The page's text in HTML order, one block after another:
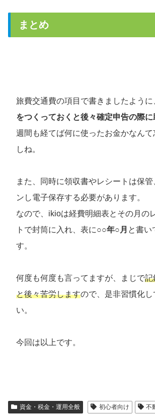
まとめ
旅費交通費の項目で書きましたように
をつくっておくと後々確定申告の際
週間も経てば何に使ったお金かなん
しね。
また、同時に領収書やレシートは保
ンし電子保存する必要があります。
なので、ikioは経費明細表とその月の
トで封筒に入れ、表に○○年○月 と書い
す。
何度も何度も言ってますが、まじで記
と後々苦労しますので、是非習慣化し
い。
今回は以上です。
資金・税金・運用全般 初心者向け 不